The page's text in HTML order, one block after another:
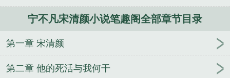
宁不凡宋清颜小说笔趣阁全部章节目录
第一章 宋清颜
第二章 他的死活与我何干